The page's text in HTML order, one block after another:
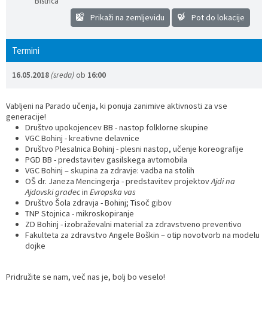
Prikaži na zemljevidu Pot do lokacije
Termini
16.05.2018 (sreda)ob 16:00
Vabljeni na Parado učenja, ki ponuja zanimive aktivnosti za vse
generacije!
Društvo upokojencev BB - nastop folklorne skupine
VGC Bohinj - kreativne delavnice
Društvo Plesalnica Bohinj - plesni nastop, učenje koreografije
PGD BB - predstavitev gasilskega avtomobila
VGC Bohinj – skupina za zdravje: vadba na stolih
OŠ dr. Janeza Mencingerja - predstavitev projektovAjdi na
Ajdovski gradecin Evropska vas
Društvo Šola zdravja - Bohinj; Tisoč gibov
TNP Stojnica - mikroskopiranje
ZD Bohinj - izobraževalni material za zdravstveno preventivo
Fakulteta za zdravstvo Angele Boškin – otip novotvorb na modelu
dojke
Pridružite se nam, več nas je, bolj bo veselo!